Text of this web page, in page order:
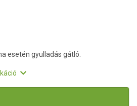
esetén gyulladás gátló.